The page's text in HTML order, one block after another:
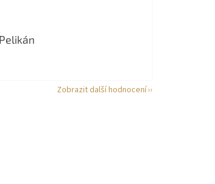
je 5 z 5 hvězdiček.
Zobrazit další hodnocení